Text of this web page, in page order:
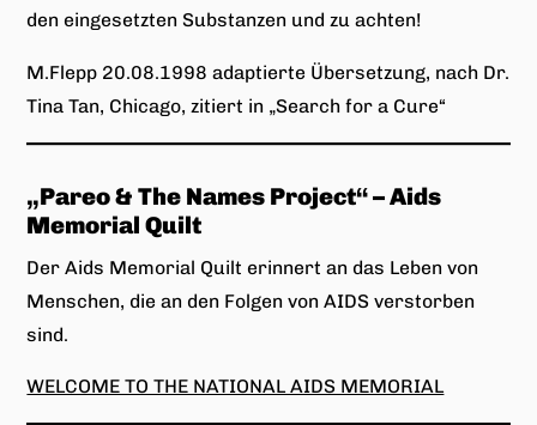
den eingesetzten Substanzen und zu achten!
M.Flepp 20.08.1998 adaptierte Übersetzung, nach Dr.
Tina Tan, Chicago, zitiert in „Search for a Cure“
„Pareo & The Names Project“ – Aids
Memorial Quilt
Der Aids Memorial Quilt erinnert an das Leben von
Menschen, die an den Folgen von AIDS verstorben
sind.
WELCOME TO THE NATIONAL AIDS MEMORIAL